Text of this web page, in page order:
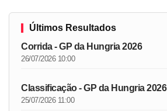
Últimos Resultados
Corrida - GP da Hungria 2026
26/07/2026 10:00
Classificação - GP da Hungria 2026
25/07/2026 11:00